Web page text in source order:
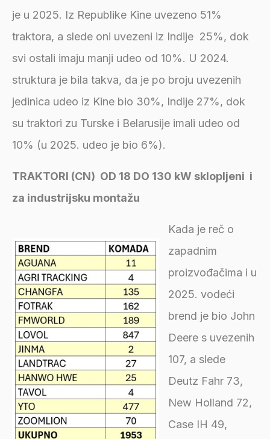
je u 2025. Iz Republike Kine uvezeno 51%
traktora, a slede oni uvezeni iz Indije 25%, dok
svi ostali imaju manji udeo od 10%. U 2024.
struktura je bila takva, da je po broju uvezenih
jedinica udeo iz Kine bio 30%, Indije 27%, dok
su traktori zu Turske i Belarusije imali udeo od
10% (u 2025. udeo je bio 6%).
TRAKTORI (CN) OD 18 DO 130 kW sklopljeni i
za industrijsku montažu
Kada je reč o
zapadnim
proizvođačima i u
2025. vodeći
brend je bio John
Deere s uvezenih
107, a slede
Deutz Fahr 73,
New Holland 72,
Case IH 49,